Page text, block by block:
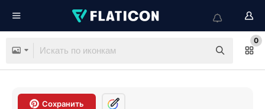
0
Сохранить